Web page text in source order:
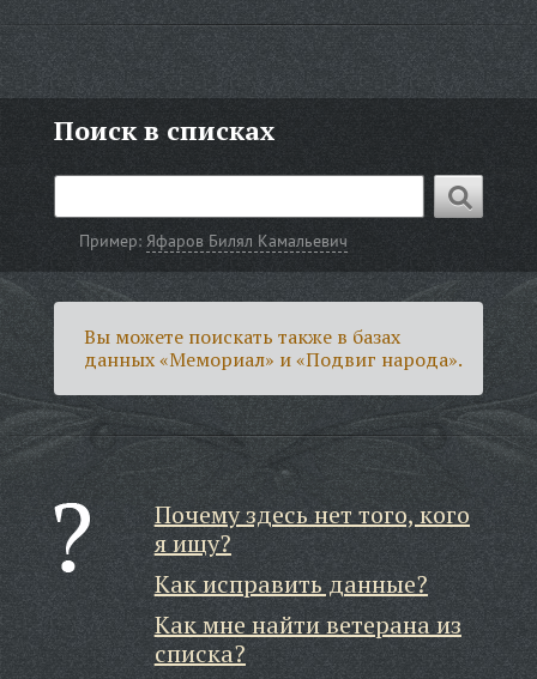
Поиск в списках
Пример:Яфаров Билял Камальевич
Вы можете поискать также в базах
данных «Мемориал» и «Подвиг народа».
Почему здесь нет того, кого
я ищу?
Как исправить данные?
Как мне найти ветерана из
списка?